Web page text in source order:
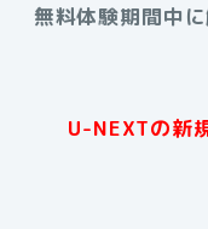
無料体験期間中
U-NEXTの新